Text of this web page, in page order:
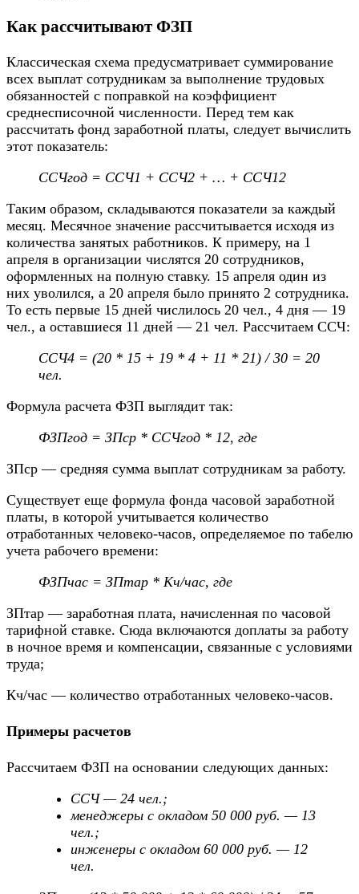
Как рассчитывают ФЗП
Классическая схема предусматривает суммирование
всех выплат сотрудникам за выполнение трудовых
обязанностей с поправкой на коэффициент
среднесписочной численности. Перед тем как
рассчитать фонд заработной платы, следует вычислить
этот показатель:
ССЧгод = ССЧ1 + ССЧ2 + … + ССЧ12
Таким образом, складываются показатели за каждый
месяц. Месячное значение рассчитывается исходя из
количества занятых работников. К примеру, на 1
апреля в организации числятся 20 сотрудников,
оформленных на полную ставку. 15 апреля один из
них уволился, а 20 апреля было принято 2 сотрудника.
То есть первые 15 дней числилось 20 чел., 4 дня — 19
чел., а оставшиеся 11 дней — 21 чел. Рассчитаем ССЧ:
ССЧ4 = (20 * 15 + 19 * 4 + 11 * 21) / 30 = 20
чел.
Формула расчета ФЗП выглядит так:
ФЗПгод = ЗПср * ССЧгод * 12, где
ЗПср — средняя сумма выплат сотрудникам за работу.
Существует еще формула фонда часовой заработной
платы, в которой учитывается количество
отработанных человеко-часов, определяемое по табелю
учета рабочего времени:
ФЗПчас = ЗПтар * Кч/час, где
ЗПтар — заработная плата, начисленная по часовой
тарифной ставке. Сюда включаются доплаты за работу
в ночное время и компенсации, связанные с условиями
труда;
Кч/час — количество отработанных человеко-часов.
Примеры расчетов
Рассчитаем ФЗП на основании следующих данных:
ССЧ — 24 чел.;
менеджеры с окладом 50 000 руб. — 13
чел.;
инженеры с окладом 60 000 руб. — 12
чел.